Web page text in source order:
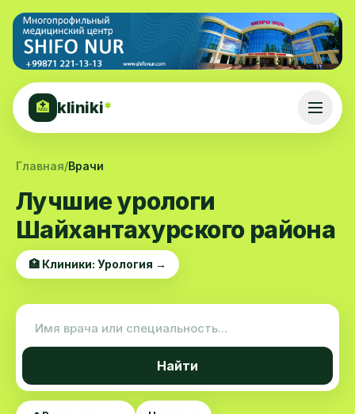
🏥 kliniki*
Главная/Врачи
Лучшие урологи
Шайхантахурского района
🏥 Клиники: Урология →
Найти